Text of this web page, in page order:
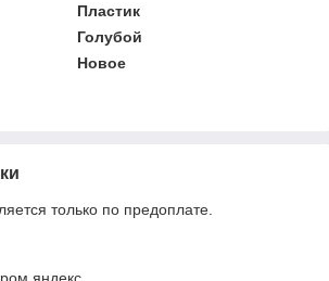
Пластик
Голубой
Новое
только по предоплате.
яндекс